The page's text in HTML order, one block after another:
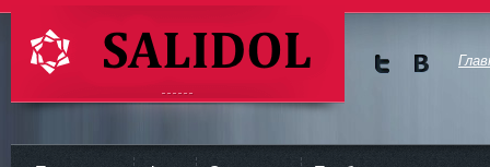
СТО Салидол | salidol в СПб и ЛО